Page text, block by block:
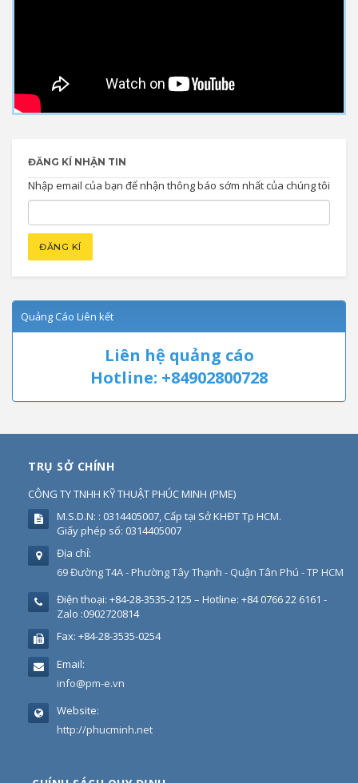
ĐĂNG KÍ NHẬN TIN
Nhập email của bạn để nhận thông báo sớm nhất của chúng tôi
Quảng Cáo Liên kết
Liên hệ quảng cáo
Hotline: +84902800728
TRỤ SỞ CHÍNH
CÔNG TY TNHH KỸ THUẬT PHÚC MINH (PME)
M.S.D.N: : 0314405007, Cấp tại Sở KHĐT Tp HCM.
Giấy phép số: 0314405007
Địa chỉ:
69 Đường T4A - Phường Tây Thạnh - Quận Tân Phú - TP HCM
Điện thoại: +84-28-3535-2125 – Hotline: +84 0766 22 6161 -
Zalo :0902720814
Fax: +84-28-3535-0254
Email:
info@pm-e.vn
Website:
http://phucminh.net